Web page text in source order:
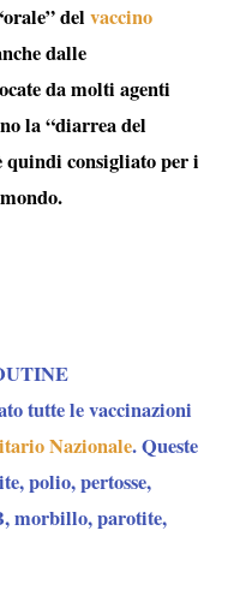
del vaccino
dalle
da molti agenti
la “diarrea del
quindi consigliato per i
tutte le vaccinazioni
Nazionale. Queste
polio, pertosse,
morbillo, parotite,